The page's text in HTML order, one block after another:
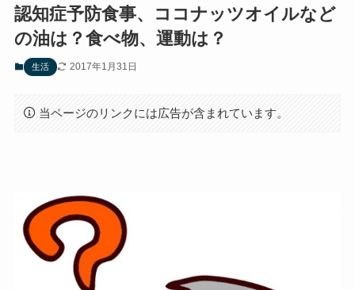
認知症予防食事、ココナッツオイルなど
の油は？食べ物、運動は？
生活 2017年1月31日
当ページのリンクには広告が含まれています。